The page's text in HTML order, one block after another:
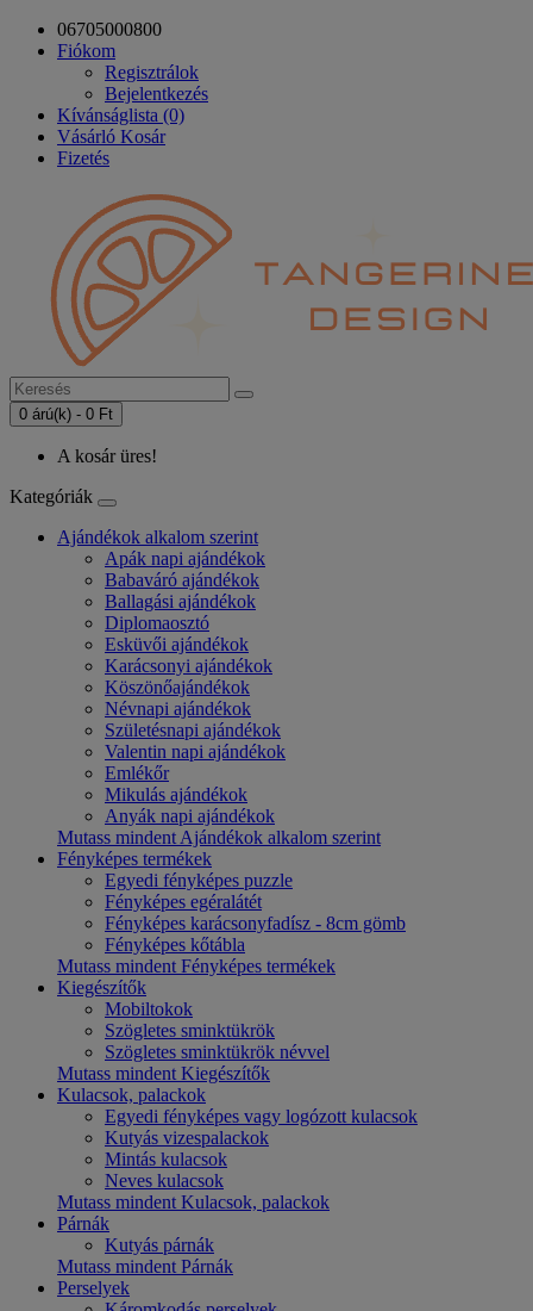
06705000800
Fiókom
Regisztrálok
Bejelentkezés
Kívánságlista (0)
Vásárló Kosár
Fizetés
0 árú(k) - 0 Ft
A kosár üres!
Kategóriák
Ajándékok alkalom szerint
Apák napi ajándékok
Babaváró ajándékok
Ballagási ajándékok
Diplomaosztó
Esküvői ajándékok
Karácsonyi ajándékok
Köszönőajándékok
Névnapi ajándékok
Születésnapi ajándékok
Valentin napi ajándékok
Emlékőr
Mikulás ajándékok
Anyák napi ajándékok
Mutass mindent Ajándékok alkalom szerint
Fényképes termékek
Egyedi fényképes puzzle
Fényképes egéralátét
Fényképes karácsonyfadísz - 8cm gömb
Fényképes kőtábla
Mutass mindent Fényképes termékek
Kiegészítők
Mobiltokok
Szögletes sminktükrök
Szögletes sminktükrök névvel
Mutass mindent Kiegészítők
Kulacsok, palackok
Egyedi fényképes vagy logózott kulacsok
Kutyás vizespalackok
Mintás kulacsok
Neves kulacsok
Mutass mindent Kulacsok, palackok
Párnák
Kutyás párnák
Mutass mindent Párnák
Perselyek